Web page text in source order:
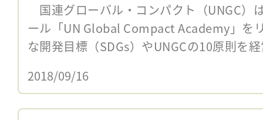
国連グローバル・コンパクト（UNGC）
ール「UN Global Compact Academy」を
な開発目標（SDGs）やUNGCの10原則を
2018/09/16